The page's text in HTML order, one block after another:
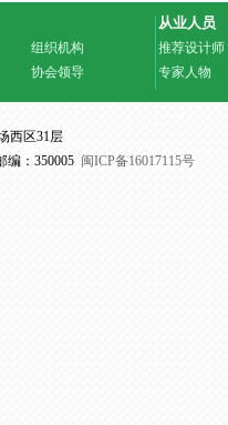
组织机构
协会领导
从业人员
推荐设计师
专家人物
西区31层
编：350005 闽ICP备16017115号